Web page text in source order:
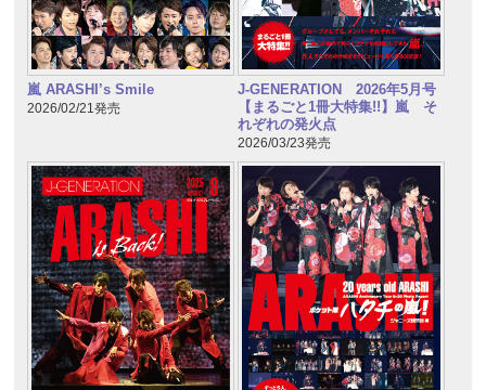
嵐 ARASHI’s Smile
2026/02/21発売
J-GENERATION 2026年5月号
【まるごと1冊大特集!!】嵐 そ
れぞれの発火点
2026/03/23発売